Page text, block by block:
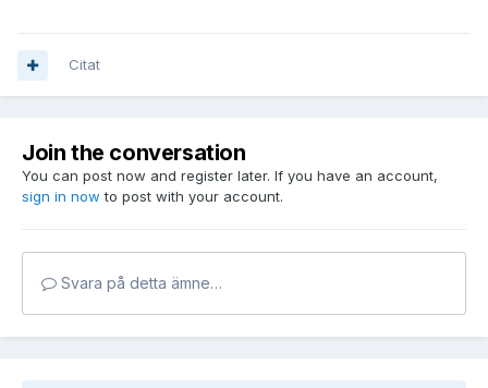
Citat
Join the conversation
You can post now and register later. If you have an account,
sign in now to post with your account.
Svara på detta ämne…